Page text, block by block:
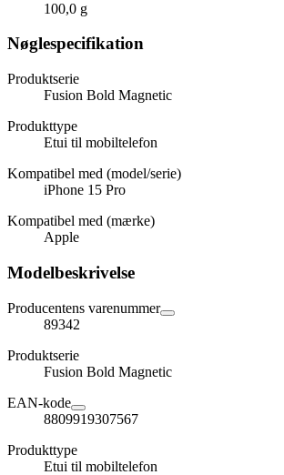
100,0 g
Nøglespecifikation
Produktserie
Fusion Bold Magnetic
Produkttype
Etui til mobiltelefon
Kompatibel med (model/serie)
iPhone 15 Pro
Kompatibel med (mærke)
Apple
Modelbeskrivelse
Producentens varenummer
89342
Produktserie
Fusion Bold Magnetic
EAN-kode
8809919307567
Produkttype
Etui til mobiltelefon